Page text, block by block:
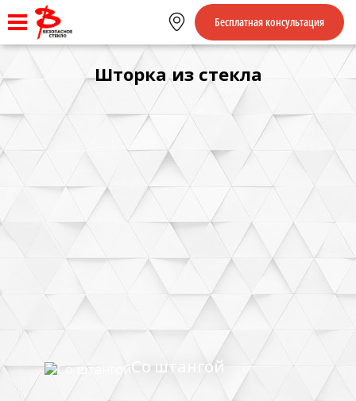
Бесплатная консультация
Шторка из стекла
Со штангой